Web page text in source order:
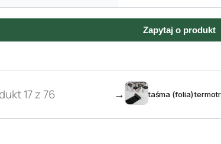
Zapytaj o produkt
17 z 76 taśma (folia)
→